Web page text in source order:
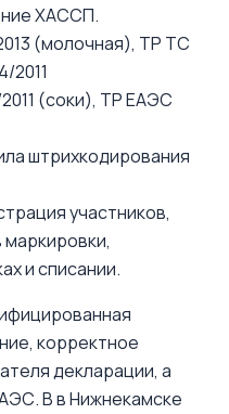
ХАССП.
(молочная), ТР ТС
2011
(соки), ТР ЕАЭС
штрихкодирования
участников,
маркировки,
и списании.
корректное
декларации, а
В в Нижнекамске